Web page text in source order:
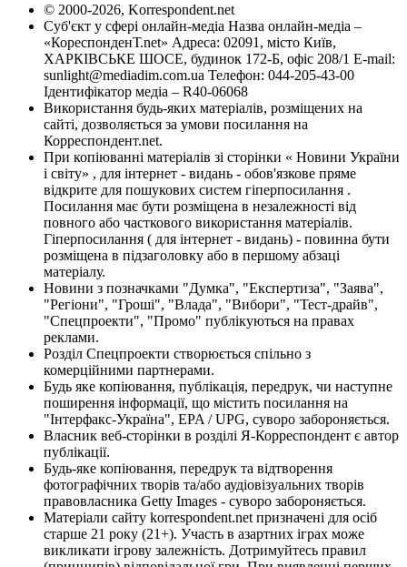
© 2000-2026, Korrespondent.net
Суб'єкт у сфері онлайн-медіа Назва онлайн-медіа –
«КореспонденТ.net» Адреса: 02091, місто Київ,
ХАРКІВСЬКЕ ШОСЕ, будинок 172-Б, офіс 208/1 E-mail:
sunlight@mediadim.com.ua Телефон: 044-205-43-00
Ідентифікатор медіа – R40-06068
Використання будь-яких матеріалів, розміщених на
сайті, дозволяється за умови посилання на
Корреспондент.net.
При копіюванні матеріалів зі сторінки « Новини України
і світу» , для інтернет - видань - обов'язкове пряме
відкрите для пошукових систем гіперпосилання .
Посилання має бути розміщена в незалежності від
повного або часткового використання матеріалів.
Гіперпосилання ( для інтернет - видань) - повинна бути
розміщена в підзаголовку або в першому абзаці
матеріалу.
Новини з позначками "Думка", "Експертиза", "Заява",
"Регіони", "Гроші", "Влада", "Вибори", "Тест-драйв",
"Спецпроекти", "Промо" публікуються на правах
реклами.
Розділ Спецпроекти створюється спільно з
комерційними партнерами.
Будь яке копіювання, публікація, передрук, чи наступне
поширення інформації, що містить посилання на
"Інтерфакс-Україна", EPA / UPG, суворо забороняється.
Власник веб-сторінки в розділі Я-Корреспондент є автор
публікації.
Будь-яке копіювання, передрук та відтворення
фотографічних творів та/або аудіовізуальних творів
правовласника Getty Images - суворо забороняється.
Матеріали сайту korrespondent.net призначені для осіб
старше 21 року (21+). Участь в азартних іграх може
викликати ігрову залежність. Дотримуйтесь правил